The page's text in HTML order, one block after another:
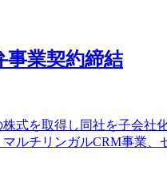
業契約締結
式を取得し同社を子会社
ルチリンガルCRM事業、